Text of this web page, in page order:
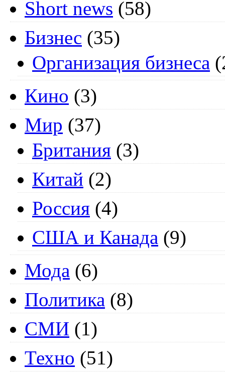
Short news (58)
Бизнес (35)
Организация бизнеса
Кино (3)
Мир (37)
Британия (3)
Китай (2)
Россия (4)
США и Канада (9)
Мода (6)
Политика (8)
СМИ (1)
Техно (51)